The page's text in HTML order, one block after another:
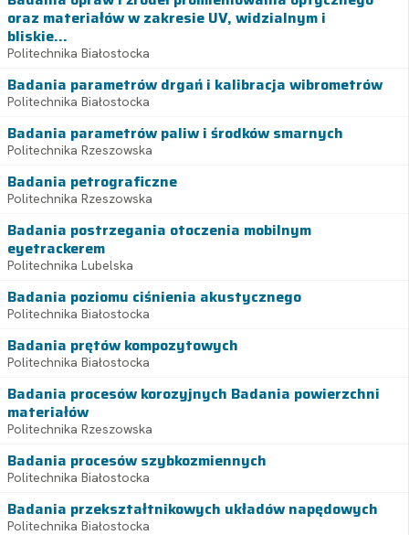
oraz materiałów w zakresie UV, widzialnym i
bliskie...
Politechnika Białostocka
Badania parametrów drgań i kalibracja wibrometrów
Politechnika Białostocka
Badania parametrów paliw i środków smarnych
Politechnika Rzeszowska
Badania petrograficzne
Politechnika Rzeszowska
Badania postrzegania otoczenia mobilnym
eyetrackerem
Politechnika Lubelska
Badania poziomu ciśnienia akustycznego
Politechnika Białostocka
Badania prętów kompozytowych
Politechnika Białostocka
Badania procesów korozyjnych Badania powierzchni
materiałów
Politechnika Rzeszowska
Badania procesów szybkozmiennych
Politechnika Białostocka
Badania przekształtnikowych układów napędowych
Politechnika Białostocka